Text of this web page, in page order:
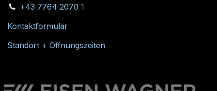
+43 7764 2070 1
Kontaktformular
Standort + Öffnungszeiten